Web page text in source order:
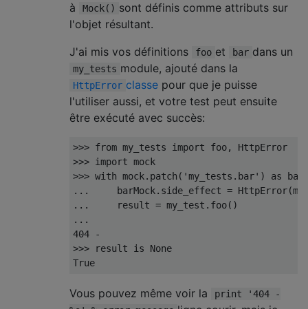
à
Mock() sont définis comme attributs sur
l'objet résultant.
J'ai mis vos définitions
foo et bar dans un
my_tests module, ajouté dans la
HttpError classe pour que je puisse
l'utiliser aussi, et votre test peut ensuite
être exécuté avec succès:
>>> from my_tests import foo,
HttpError
>>> import
>>> with mock. patch ( 'my_tests.bar' ) as
...
     barMock
. side_effect = HttpError(
...
     result
= my_test . foo()
...
404
-
>>> result is
None
True
Vous pouvez même voir la
print '404 -